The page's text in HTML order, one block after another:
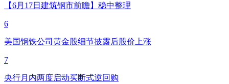
【6月17日建筑钢市前瞻】稳中整理
6
美国钢铁公司黄金股细节披露后股价上涨
7
央行月内两度启动买断式逆回购